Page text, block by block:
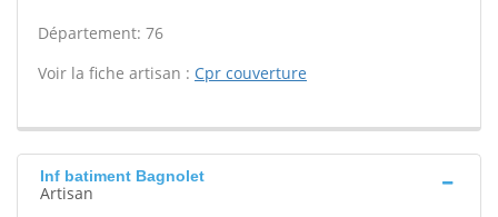
Département: 76
Voir la fiche artisan : Cpr couverture
Inf batiment Bagnolet
Artisan